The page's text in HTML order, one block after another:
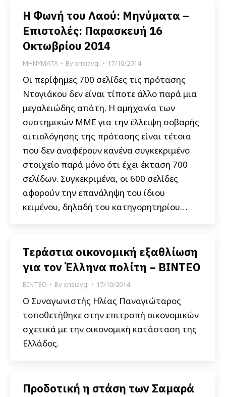
Η Φωνή του Λαού: Μηνύματα –
Επιστολές: Παρασκευή 16
Οκτωβρίου 2014
ΜΗΝΥΜΑΤΑ Byxrisiavgi 17/10/2014
Οι περίφημες 700 σελίδες τις πρότασης
Ντογιάκου δεν είναι τίποτε άλλο παρά μια
μεγαλειώδης απάτη. Η αμηχανία των
συστημικών ΜΜΕ για την έλλειψη σοβαρής
αιτιολόγησης της πρότασης είναι τέτοια
που δεν αναφέρουν κανένα συγκεκριμένο
στοιχείο παρά μόνο ότι έχει έκταση 700
σελίδων. Συγκεκριμένα, οι 600 σελίδες
αφορούν την επανάληψη του ίδιου
κειμένου, δηλαδή του κατηγορητηρίου…
Τεράστια οικονομική εξαθλίωση
για τον Έλληνα πολίτη – ΒΙΝΤΕΟ
ΒΙΝΤΕΟ Byxrisiavgi 17/10/2014
Ο Συναγωνιστής Ηλίας Παναγιώταρος
τοποθετήθηκε στην επιτροπή οικονομικών
σχετικά με την οικονομική κατάσταση της
Ελλάδος.
Προδοτική η στάση των Σαμαρά